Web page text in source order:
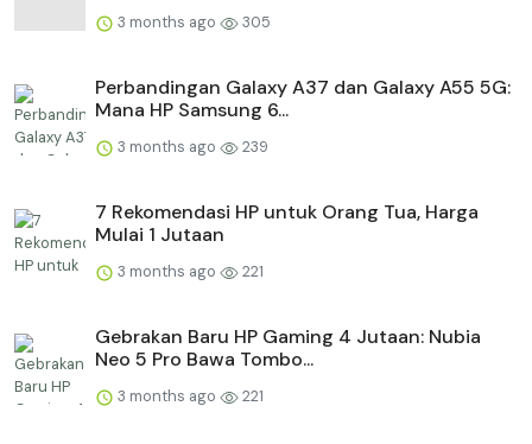
3 months ago 305
Perbandingan Galaxy A37 dan Galaxy A55 5G:
Mana HP Samsung 6...
3 months ago 239
7 Rekomendasi HP untuk Orang Tua, Harga
Mulai 1 Jutaan
3 months ago 221
Gebrakan Baru HP Gaming 4 Jutaan: Nubia
Neo 5 Pro Bawa Tombo...
3 months ago 221